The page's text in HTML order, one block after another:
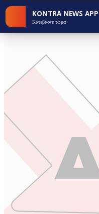
KONTRA NEWS APP
Κατεβάστε τώρα